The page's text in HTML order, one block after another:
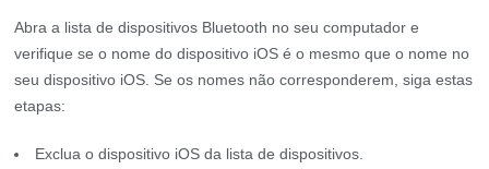
Abra a lista de dispositivos Bluetooth no seu computador e
verifique se o nome do dispositivo iOS é o mesmo que o nome no
seu dispositivo iOS. Se os nomes não corresponderem, siga estas
etapas:
Exclua o dispositivo iOS da lista de dispositivos.